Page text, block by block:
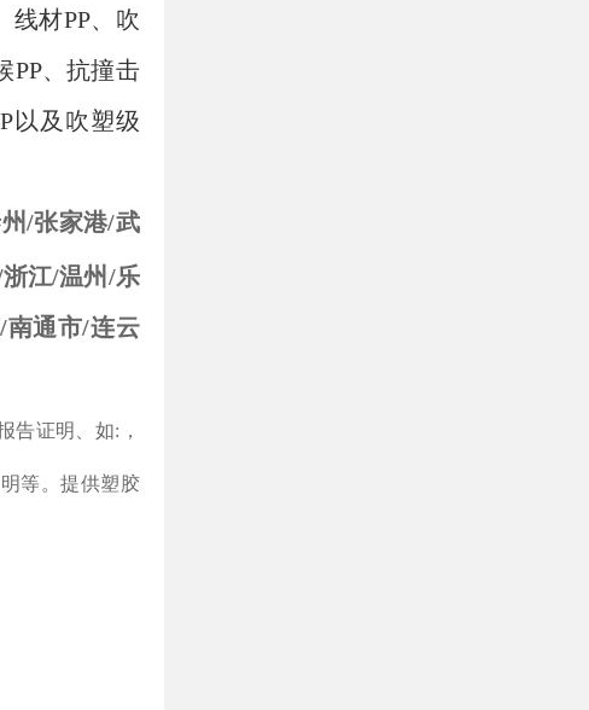
线材PP、吹
PP、抗撞击
以及吹塑级
/张家港/武
江/温州/乐
通市/连云
告证明、如: ，
等。提供塑胶